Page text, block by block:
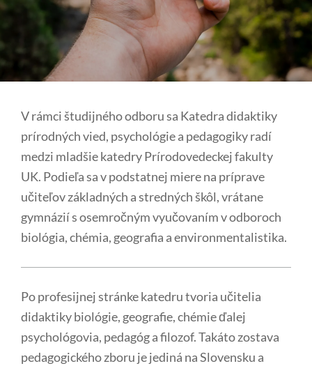
V rámci študijného odboru sa Katedra didaktiky
prírodných vied, psychológie a pedagogiky radí
medzi mladšie katedry Prírodovedeckej fakulty
UK. Podieľa sa v podstatnej miere na príprave
učiteľov základných a stredných škôl, vrátane
gymnázií s osemročným vyučovaním v odboroch
biológia, chémia, geografia a environmentalistika.
Po profesijnej stránke katedru tvoria učitelia
didaktiky biológie, geografie, chémie ďalej
psychológovia, pedagóg a filozof. Takáto zostava
pedagogického zboru je jediná na Slovensku a